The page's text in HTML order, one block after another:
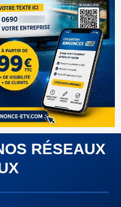
RÉSEAUX